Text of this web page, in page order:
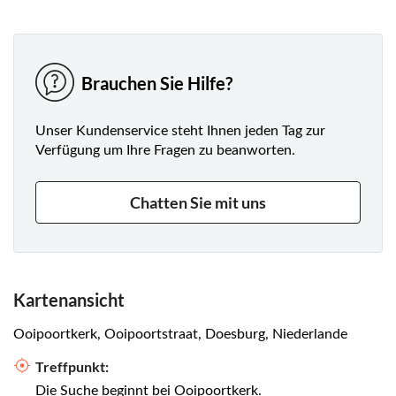
Brauchen Sie Hilfe?
Unser Kundenservice steht Ihnen jeden Tag zur
Verfügung um Ihre Fragen zu beanworten.
Chatten Sie mit uns
Kartenansicht
Ooipoortkerk, Ooipoortstraat, Doesburg, Niederlande
Treffpunkt:
Die Suche beginnt bei Ooipoortkerk.